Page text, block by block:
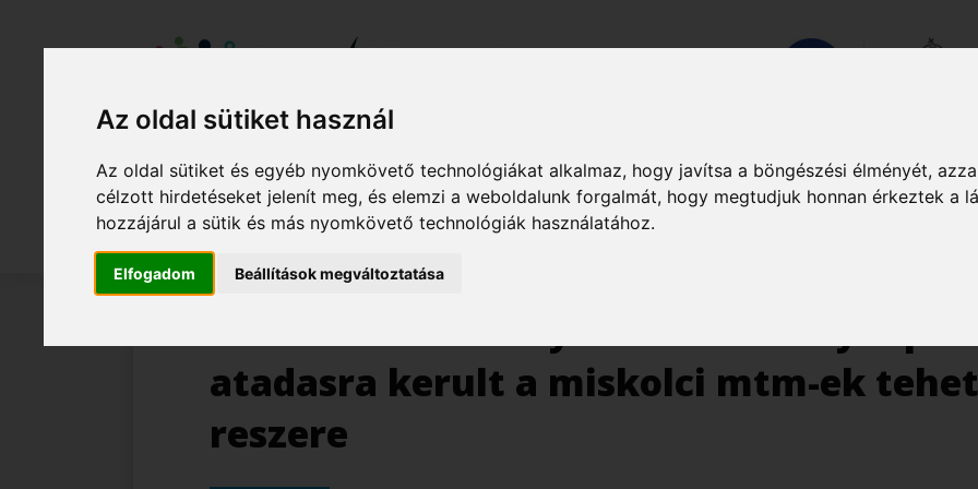
Az oldal sütiket használ
Az oldal sütiket és egyéb nyomkövető technológiákat alkalmaz, hogy javítsa a böngészési élményét,
célzott hirdetéseket jelenít meg, és elemzi a weboldalunk forgalmát, hogy megtudjuk honnan érkeztek a
hozzájárul a sütik és más nyomkövető technológiák használatához.
Elfogadom Beállítások megváltoztatása
Projekt
Projekt megvalósítói
Nemzeti
Központ
Hírek Események Továbbképzések Kiadványok
atadasra kerult a miskolci mtm-ek
reszere